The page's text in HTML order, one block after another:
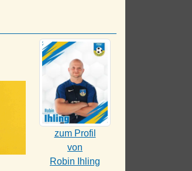
zum Profil
von
Robin Ihling